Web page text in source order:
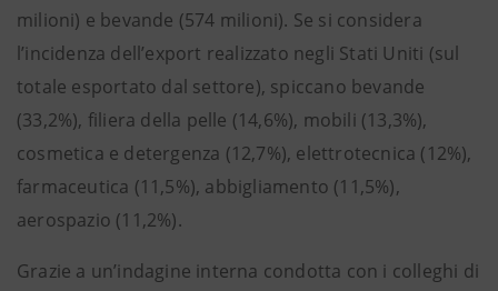
milioni) e bevande (574 milioni). Se si considera
l’incidenza dell’export realizzato negli Stati Uniti (sul
totale esportato dal settore), spiccano bevande
(33,2%), filiera della pelle (14,6%), mobili (13,3%),
cosmetica e detergenza (12,7%), elettrotecnica (12%),
farmaceutica (11,5%), abbigliamento (11,5%),
aerospazio (11,2%).
Grazie a un’indagine interna condotta con i colleghi di